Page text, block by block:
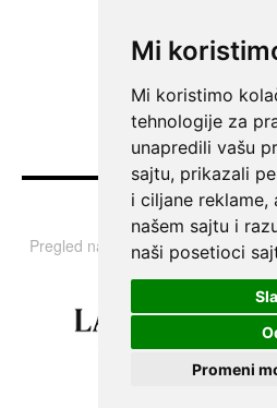
Mi
Mi koristimo
tehnologije za
unapredili vašu
sajtu, prikazali
i ciljane reklame,
našem sajtu i
naši posetioci
Promeni
Vesti
Pregled najvažnijih informacija i